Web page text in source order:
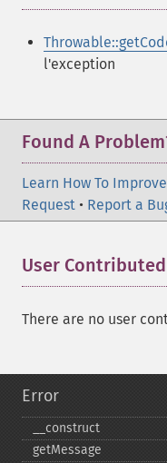
l'exception
Found A
Learn How To
Request • Report a
User
There are no user
Error
_​_​construct
getMessage